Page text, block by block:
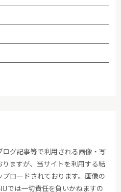
除き、ご本人の同意なく第
。
定期的に確認、見直しを行
グ記事等で利用される画像・写
ますが、当サイトを利用する結
ロードされております。画像の
では一切責任を負いかねますの